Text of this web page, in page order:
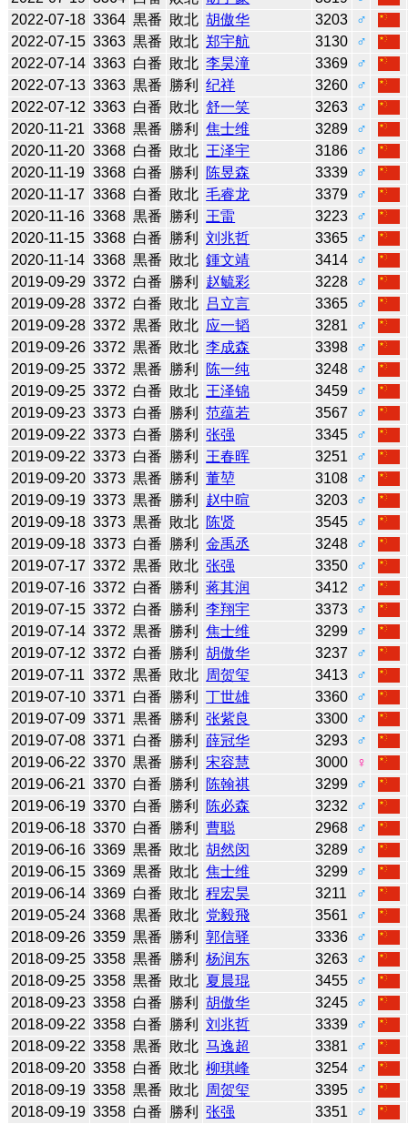
2022-07-18 3364 黒番 敗北 胡傲华 3203
♂
2022-07-15 3363 黒番 敗北 郑宇航 3130
♂
2022-07-14 3363 白番 敗北 李昊潼 3369
♂
2022-07-13 3363 黒番 勝利 纪祥 3260
♂
2022-07-12 3363 白番 敗北 舒一笑 3263
♂
2020-11-21 3368 黒番 勝利 焦士维 3289
♂
2020-11-20 3368 白番 敗北 王泽宇 3186
♂
2020-11-19 3368 白番 勝利 陈昱森 3339
♂
2020-11-17 3368 白番 敗北 毛睿龙 3379
♂
2020-11-16 3368 黒番 勝利 王雷 3223
♂
2020-11-15 3368 白番 勝利 刘兆哲 3365
♂
2020-11-14 3368 黒番 敗北 鍾文靖 3414
♂
2019-09-29 3372 白番 勝利 赵毓彩 3228
♂
2019-09-28 3372 白番 敗北 吕立言 3365
♂
2019-09-28 3372 黒番 敗北 应一韬 3281
♂
2019-09-26 3372 黒番 敗北 李成森 3398
♂
2019-09-25 3372 黒番 勝利 陈一纯 3248
♂
2019-09-25 3372 白番 敗北 王泽锦 3459
♂
2019-09-23 3373 白番 勝利 范蕴若 3567
♂
2019-09-22 3373 白番 勝利 张强 3345
♂
2019-09-22 3373 白番 勝利 王春晖 3251
♂
2019-09-20 3373 黒番 勝利 董堃 3108
♂
2019-09-19 3373 黒番 勝利 赵中暄 3203
♂
2019-09-18 3373 黒番 敗北 陈贤 3545
♂
2019-09-18 3373 白番 勝利 金禹丞 3248
♂
2019-07-17 3372 黒番 敗北 张强 3350
♂
2019-07-16 3372 白番 勝利 蒋其润 3412
♂
2019-07-15 3372 白番 勝利 李翔宇 3373
♂
2019-07-14 3372 黒番 勝利 焦士维 3299
♂
2019-07-12 3372 白番 勝利 胡傲华 3237
♂
2019-07-11 3372 黒番 敗北 周贺玺 3413
♂
2019-07-10 3371 白番 勝利 丁世雄 3360
♂
2019-07-09 3371 黒番 勝利 张紫良 3300
♂
2019-07-08 3371 白番 勝利 薛冠华 3293
♂
2019-06-22 3370 黒番 勝利 宋容慧 3000
♀
2019-06-21 3370 白番 勝利 陈翰祺 3299
♂
2019-06-19 3370 白番 勝利 陈必森 3232
♂
2019-06-18 3370 白番 勝利 曹聪 2968
♂
2019-06-16 3369 黒番 敗北 胡然闵 3289
♂
2019-06-15 3369 黒番 敗北 焦士维 3299
♂
2019-06-14 3369 白番 敗北 程宏昊 3211
♂
2019-05-24 3368 黒番 敗北 党毅飛 3561
♂
2018-09-26 3359 黒番 勝利 郭信驿 3336
♂
2018-09-25 3358 黒番 勝利 杨润东 3263
♂
2018-09-25 3358 黒番 敗北 夏晨琨 3455
♂
2018-09-23 3358 白番 勝利 胡傲华 3245
♂
2018-09-22 3358 白番 勝利 刘兆哲 3339
♂
2018-09-22 3358 黒番 敗北 马逸超 3381
♂
2018-09-20 3358 白番 敗北 柳琪峰 3254
♂
2018-09-19 3358 黒番 敗北 周贺玺 3395
♂
2018-09-19 3358 白番 勝利 张强 3351
♂